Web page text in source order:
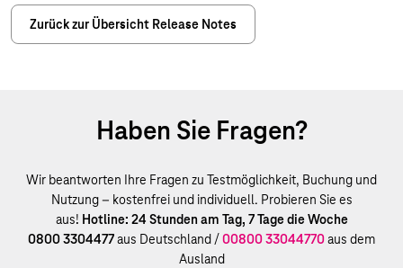
Zurück zur Übersicht Release Notes
Haben Sie Fragen?
Wir beantworten Ihre Fragen zu Testmöglichkeit, Buchung und
Nutzung – kostenfrei und individuell. Probieren Sie es
aus! Hotline: 24 Stunden am Tag, 7 Tage die Woche
0800 3304477aus Deutschland /00800 33044770aus dem
Ausland